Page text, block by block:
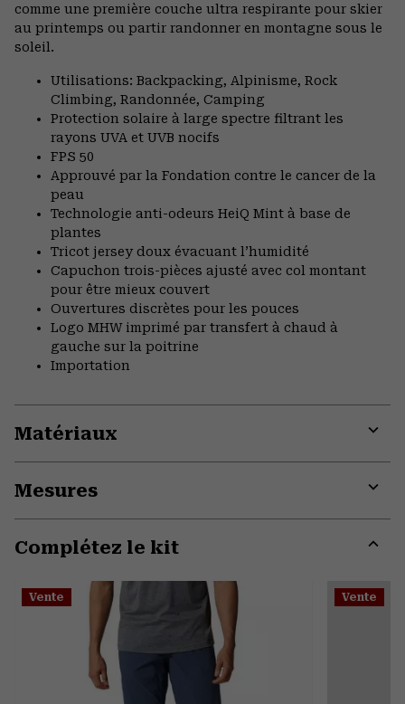
comme une première couche ultra respirante pour skier
au printemps ou partir randonner en montagne sous le
soleil.
Utilisations: Backpacking, Alpinisme, Rock
Climbing, Randonnée, Camping
Protection solaire à large spectre filtrant les
rayons UVA et UVB nocifs
FPS 50
Approuvé par la Fondation contre le cancer de la
peau
Technologie anti-odeurs HeiQ Mint à base de
plantes
Tricot jersey doux évacuant l’humidité
Capuchon trois-pièces ajusté avec col montant
pour être mieux couvert
Ouvertures discrètes pour les pouces
Logo MHW imprimé par transfert à chaud à
gauche sur la poitrine
Importation
Matériaux
Mesures
Complétez le kit
Vente Vente